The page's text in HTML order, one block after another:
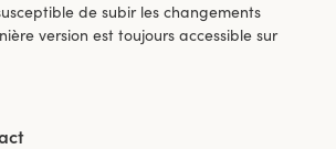
de subir les changements
version est toujours accessible sur